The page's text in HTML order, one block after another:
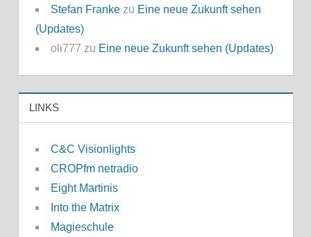
Stefan Frankezu Eine neue Zukunft sehen
(Updates)
oli777 zu Eine neue Zukunft sehen (Updates)
LINKS
C&C Visionlights
CROPfm netradio
Eight Martinis
Into the Matrix
Magieschule